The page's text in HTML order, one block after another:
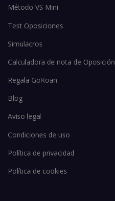
Método VS Mini
Test Oposiciones
Simulacros
Calculadora de nota de Oposición
Regala GoKoan
Blog
Aviso legal
Condiciones de uso
Política de privacidad
Política de cookies